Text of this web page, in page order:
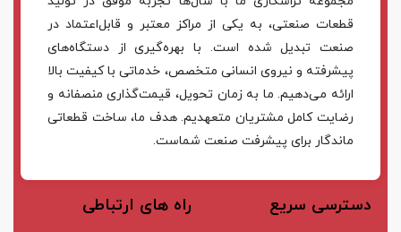
قطعات صنعتی، به یکی از مراکز معتبر و قابل‌اعتماد در
صنعت تبدیل شده است. با بهره‌گیری از دستگاه‌های
پیشرفته و نیروی انسانی متخصص، خدماتی با کیفیت بالا
ارائه می‌دهیم. ما به زمان تحویل، قیمت‌گذاری منصفانه و
رضایت کامل مشتریان متعهدیم. هدف ما، ساخت قطعاتی
ماندگار برای پیشرفت صنعت شماست.
دسترسی سریع راه های ارتباطی